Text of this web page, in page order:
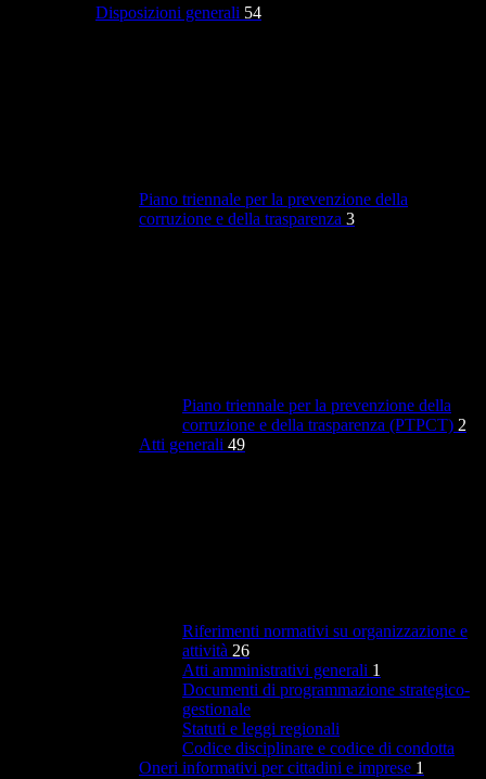
Disposizioni generali 54
Piano triennale per la prevenzione della
corruzione e della trasparenza 3
Piano triennale per la prevenzione della
corruzione e della trasparenza (PTPCT) 2
Atti generali 49
Riferimenti normativi su organizzazione e
attività 26
Atti amministrativi generali 1
Documenti di programmazione strategico-
gestionale
Statuti e leggi regionali
Codice disciplinare e codice di condotta
Oneri informativi per cittadini e imprese 1